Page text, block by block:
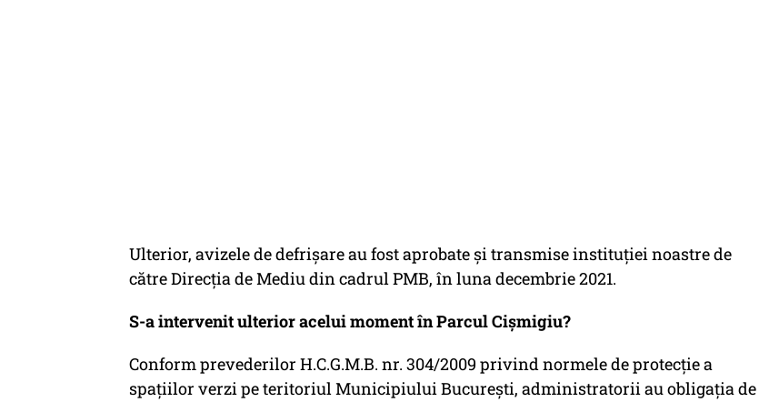
Ulterior, avizele de defrişare au fost aprobate şi transmise instituţiei noastre de
către Direcţia de Mediu din cadrul PMB, în luna decembrie 2021.
S-a intervenit ulterior acelui moment în Parcul Cișmigiu?
Conform prevederilor H.C.G.M.B. nr. 304/2009 privind normele de protecţie a
spaţiilor verzi pe teritoriul Municipiului Bucureşti, administratorii au obligaţia de